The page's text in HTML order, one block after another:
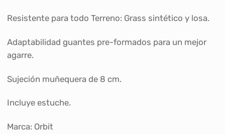
Resistente para todo Terreno: Grass sintético y losa.
Adaptabilidad guantes pre-formados para un mejor
agarre.
Sujeción muñequera de 8 cm.
Incluye estuche.
Marca: Orbit